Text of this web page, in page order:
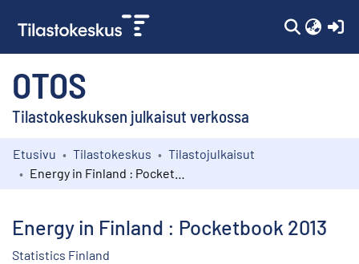
OTOS
Tilastokeskuksen julkaisut verkossa
Kokoelmat
Etusivu Tilastokeskus
Tilastojulkaisut
Energy in Finland : Pocketbook 2013
Statistics Finland